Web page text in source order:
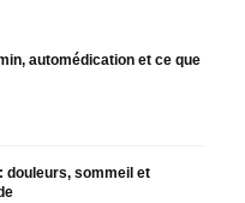
automédication et ce que
douleurs, sommeil et